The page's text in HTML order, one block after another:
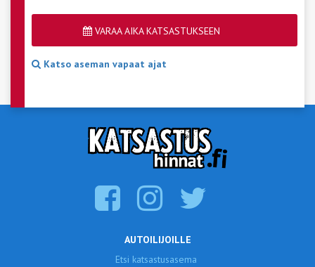
VARAA AIKA KATSASTUKSEEN
Katso aseman vapaat ajat
AUTOILIJOILLE
Etsi katsastusasema